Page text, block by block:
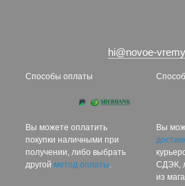
hi@novoe-
Способы оплаты
Вы можете оплатить
покупки наличными при
получении, либо выбрать
другой метод оплаты.
Вы
СДЭК,
из